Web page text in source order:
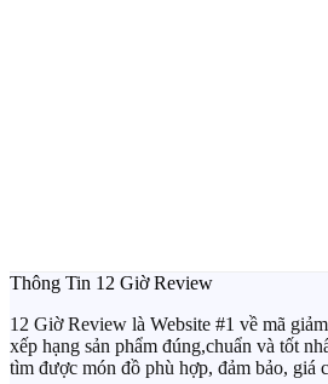
Thông Tin 12 Giờ Review
12 Giờ Review là Website #1 về mã
xếp hạng sản phẩm đúng,chuẩn và tốt
tìm được món đồ phù hợp, đảm bảo, giá